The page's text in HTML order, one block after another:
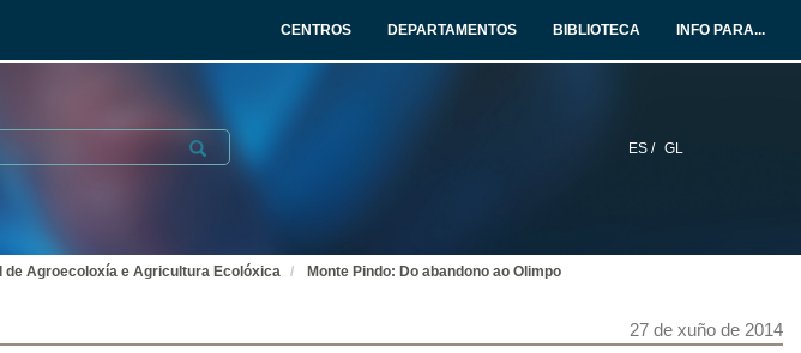
CENTROS DEPARTAMENTOS BIBLIOTECA INFO PARA...
ES / GL
Submit
de Agroecoloxía e Agricultura Ecolóxica Monte Pindo: Do abandono ao Olimpo
27 de xuño de 2014